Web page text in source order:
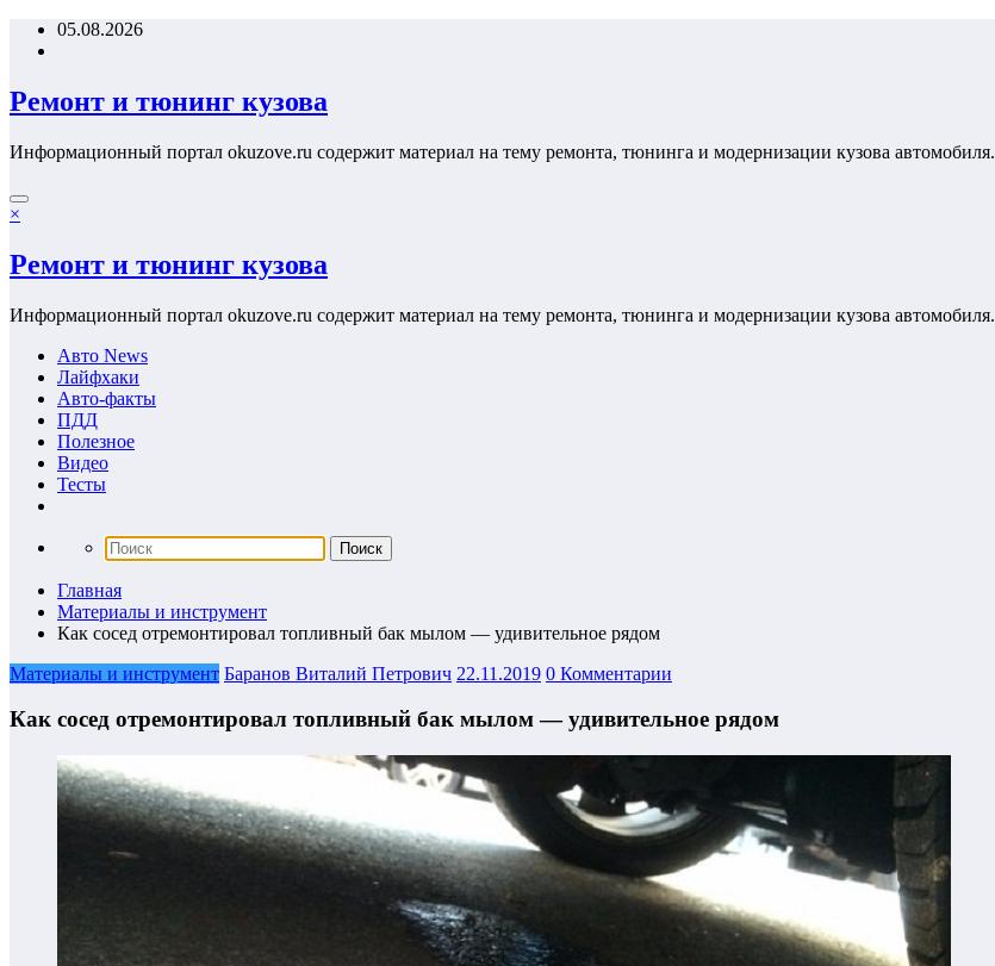
Перейти05.08.2026
Ремонт и тюнинг кузова
Информационный портал okuzove.ru содержит материал на тему ремонта, тюнинга и модернизации кузова автомобиля.
×
Ремонт и тюнинг кузова
Информационный портал okuzove.ru содержит материал на тему ремонта, тюнинга и модернизации кузова автомобиля.
Авто News
Лайфхаки
Авто-факты
ПДД
Полезное
Видео
Тесты
Главная
Материалы и инструмент
Как сосед отремонтировал топливный бак мылом — удивительное рядом
Материалы и инструмент Баранов Виталий Петрович 22.11.2019 0 Комментарии
Как сосед отремонтировал топливный бак мылом — удивительное рядом